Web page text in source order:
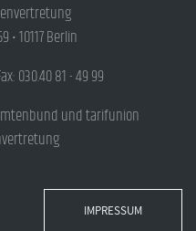
• 10117 Berlin
030.40 81 - 49 99
und tarifunion
IMPRESSUM